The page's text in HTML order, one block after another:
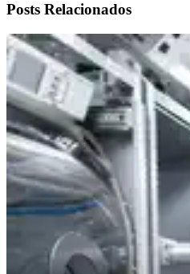
Posts Relacionados